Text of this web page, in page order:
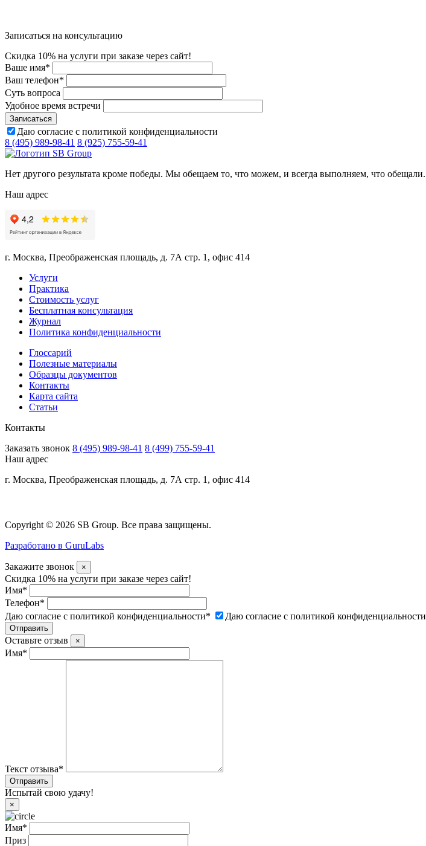
Записаться на консультацию
Скидка 10% на услуги при заказе через сайт!
Ваше имя*
Ваш телефон*
Суть вопроса
Удобное время встречи
Даю согласие с политикой конфиденциальности
8 (495) 989-98-41 8 (925) 755-59-41
Нет другого результата кроме победы. Мы обещаем то, что можем, и всегда выполняем, что обещали.
Наш адрес
г. Москва, Преображенская площадь, д. 7А стр. 1, офис 414
Услуги
Практика
Стоимость услуг
Бесплатная консультация
Журнал
Политика конфиденциальности
Глоссарий
Полезные материалы
Образцы документов
Контакты
Карта сайта
Статьи
Контакты
Заказать звонок 8 (495) 989-98-41 8 (499) 755-59-41
Наш адрес
г. Москва, Преображенская площадь, д. 7А стр. 1, офис 414
Copyright © 2026 SB Group. Все права защищены.
Разработано в GuruLabs
Закажите звонок ×
Скидка 10% на услуги при заказе через сайт!
Имя*
Телефон*
Даю согласие с политикой конфиденциальности* Даю согласие с политикой конфиденциальности
Оставьте отзыв ×
Имя*
Текст отзыва*
Испытай свою удачу!
×
Имя*
Приз